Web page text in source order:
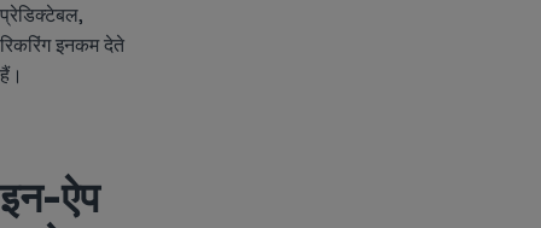
प्रेडिक्टेबल,
रिकरिंग इनकम देते
हैं।
इन-ऐप